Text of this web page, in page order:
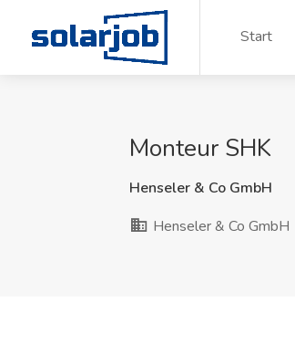
Zum Inhalt springen
Start
Monteur SHK
Henseler & Co GmbH
Henseler & Co GmbH